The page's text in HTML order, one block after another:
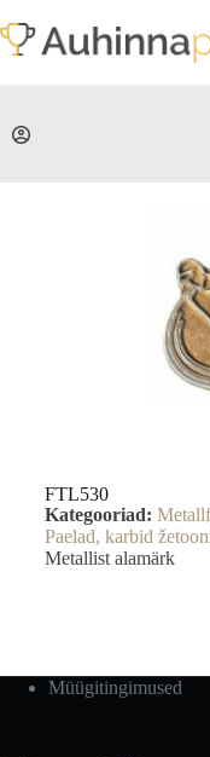
FTL530
Kategooriad:
Paelad, karbid
Metallist alamärk
Müügitingimused